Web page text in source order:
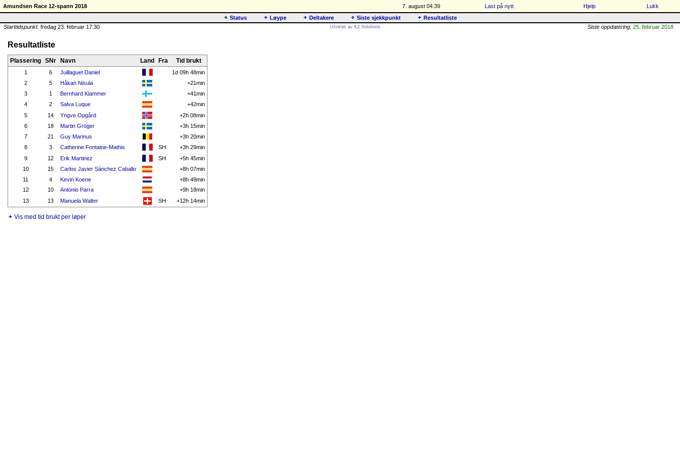
Amundsen Race 12-spann 2018 7. august 04:39 Last på nytt Hjelp
Lukk
Status
Løype Deltakere Siste sjekkpunkt
Resultatliste
Starttidspunkt: fredag 23. februar 17:30 Utviklet av K2 Solutions Siste oppdatering: 25. februar 2018
Resultatliste
Plassering SNr Navn Land Fra Tid brukt
1 6 Juillaguet Daniel
1d 09h 48min
2
5 Håkan Nisula
+21min
3
1 Bernhard Klammer
+41min
4
2 Salva Luque
+42min
5
14 Yngve Opgård
+2h 08min
6
18 Martin Gröger
+3h 15min
7
21 Guy Marinus
+3h 20min
8
3 Catherine Fontaine-Mathis SH
+3h 29min
9
12 Erik Martinez SH
+5h 45min
10
15 Carlos Javier Sánchez Caballo
+8h 07min
11
4 Kevin Koene
+8h 49min
12
10 Antonio Parra
+9h 18min
13
13 Manuela Walter SH +12h 14min
Vis med tid brukt per løper